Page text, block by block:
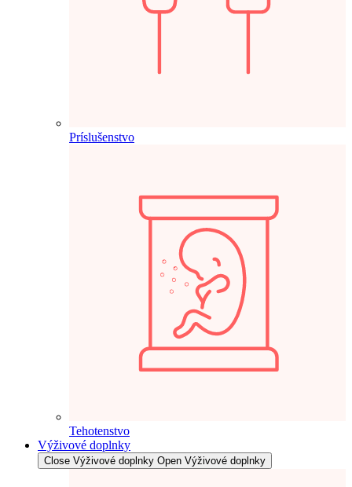
Príslušenstvo
Tehotenstvo
Výživové doplnky
Close Výživové doplnky Open Výživové doplnky